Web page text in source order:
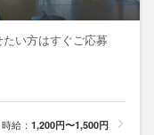
い方はすぐご応募
時給： 1,200円〜1,500円